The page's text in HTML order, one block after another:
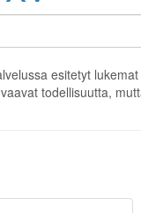
esitetyt
todellisuutta,